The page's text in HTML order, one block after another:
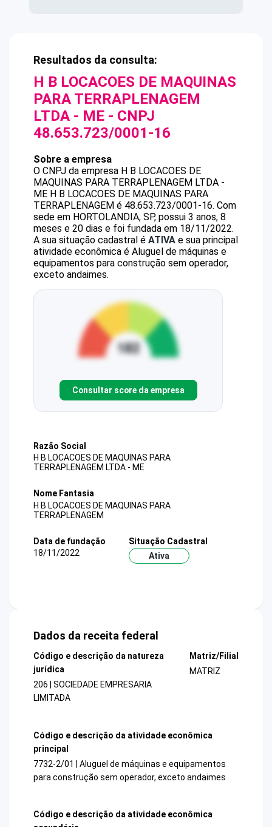
Resultados da consulta:
H B LOCACOES DE MAQUINAS
PARA TERRAPLENAGEM
LTDA - ME - CNPJ
48.653.723/0001-16
Sobre a empresa
O CNPJ da empresa H B LOCACOES DE
MAQUINAS PARA TERRAPLENAGEM LTDA -
ME H B LOCACOES DE MAQUINAS PARA
TERRAPLENAGEM é 48.653.723/0001-16. Com
sede em HORTOLANDIA, SP, possui 3 anos, 8
meses e 20 dias e foi fundada em 18/11/2022.
A sua situação cadastral é ATIVA e sua principal
atividade econômica é Aluguel de máquinas e
equipamentos para construção sem operador,
exceto andaimes.
Consultar score da empresa
Razão Social
H B LOCACOES DE MAQUINAS PARA
TERRAPLENAGEM LTDA - ME
Nome Fantasia
H B LOCACOES DE MAQUINAS PARA
TERRAPLENAGEM
Data de fundação
18/11/2022
Situação Cadastral
Ativa
Dados da receita federal
Código e descrição da natureza
jurídica
206 | SOCIEDADE EMPRESARIA
LIMITADA
Matriz/Filial
MATRIZ
Código e descrição da atividade econômica
principal
7732-2/01 | Aluguel de máquinas e equipamentos
para construção sem operador, exceto andaimes
Código e descrição da atividade econômica